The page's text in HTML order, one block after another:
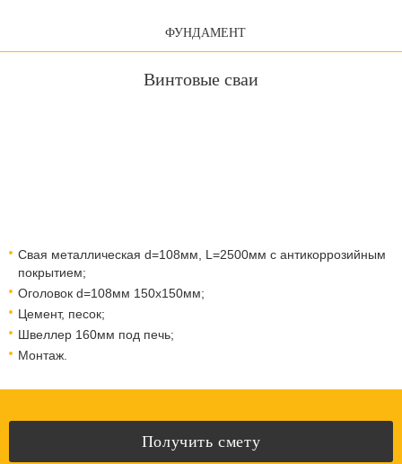
ФУНДАМЕНТ
Винтовые сваи
Свая металлическая d=108мм, L=2500мм с антикоррозийным
покрытием;
Оголовок d=108мм 150x150мм;
Цемент, песок;
Швеллер 160мм под печь;
Монтаж.
Получить смету